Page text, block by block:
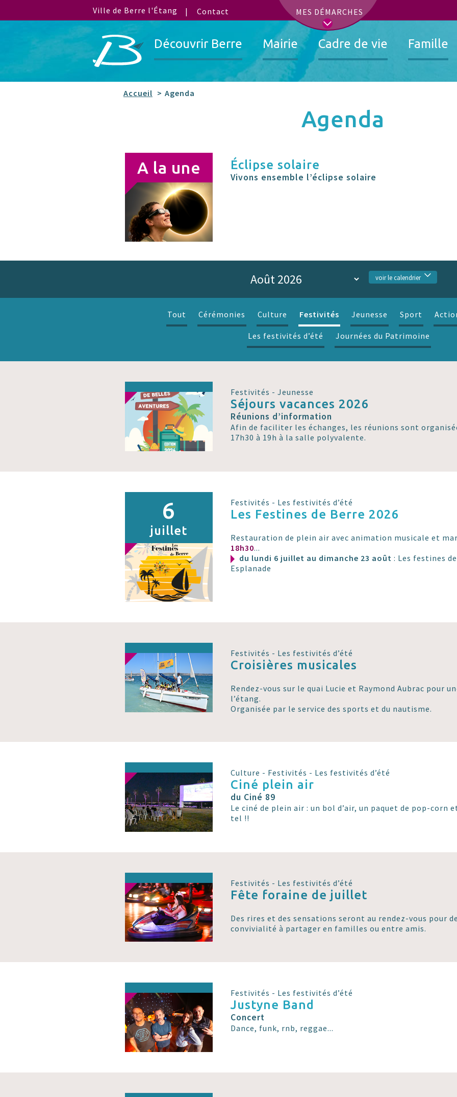
Ville de Berre l'Étang MES DÉMARCHES
Contact
Découvrir Berre Mairie Cadre de vie Famille
Accueil Agenda
Agenda
A la une Éclipse solaire
Vivons ensemble l’éclipse solaire
voir le calendrier
Tout Cérémonies Culture Festivités Jeunesse Sport
Les festivités d’été Journées du Patrimoine
Festivités - Jeunesse
Séjours vacances 2026
Réunions d’information
Afin de faciliter les échanges, les réunions sont
17h30 à 19h à la salle polyvalente.
6
juillet
Festivités - Les festivités d’été
Les Festines de Berre 2026
Restauration de plein air avec animation musicale et
18h30...
du lundi 6 juillet au dimanche 23 août: Les festines
Esplanade
Festivités - Les festivités d’été
Croisières musicales
Rendez-vous sur le quai Lucie et Raymond Aubrac pour
l’étang.
Organisée par le service des sports et du nautisme.
Culture - Festivités - Les festivités d’été
Ciné plein air
du Ciné 89
Le ciné de plein air : un bol d’air, un paquet de pop-corn
tel !!
Festivités - Les festivités d’été
Fête foraine de juillet
Des rires et des sensations seront au rendez-vous pour
convivialité à partager en familles ou entre amis.
Festivités - Les festivités d’été
Justyne Band
Concert
Dance, funk, rnb, reggae...